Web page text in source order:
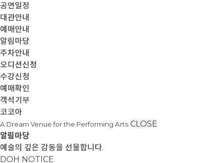
공연일정
대관안내
예매안내
알림마당
주차안내
오디션신청
수강신청
예매확인
객석기부
코코아
A Dream Venue for the Performing Arts CLOSE
알림마당
예술의 깊은 감동을 선물합니다.
DOH NOTICE